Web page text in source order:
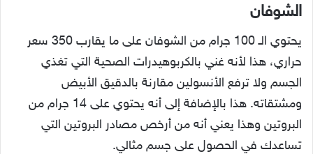
الشوفان
يحتوي الـ 100 جرام من الشوفان على ما يقارب 350 سعر
حراري، هذا لأنه غني بالكربوهيدرات الصحية التي تغذي
الجسم ولا ترفع الأنسولين مقارنة بالدقيق الأبيض
ومشتقاته. هذا بالإضافة إلى أنه يحتوي على 14 جرام من
البروتين وهذا يعني أنه من أرخص مصادر البروتين التي
تساعدك في الحصول على جسم مثالي.